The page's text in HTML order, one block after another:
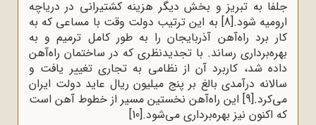
جلفا به تبریز و بخش دیگر هزینه کشتیرانی در دریاچه
ارومیه شود.[8]
به این ترتیب دولت وقت با مساعی که به
کار برد راه‌آهن آذربایجان را به طور کامل ترمیم و به
بهره‌برداری رساند. با تجدیدنظری که در ساختمان راه‌آهن
داده شد، کاربرد آن از نظامی به تجاری تغییر یافت و
سالانه درآمدی بالغ بر پنج میلیون ریال عاید دولت ایران
می‌کرد.[9]
این راه‌آهن نخستین مسیر از خطوط آهن است
که اکنون نیز بهره‌برداری می‌شود.[10]